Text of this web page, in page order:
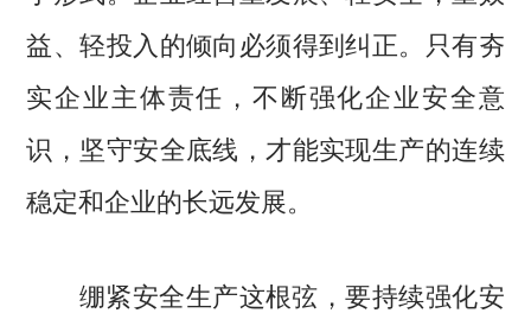
益、轻投入的倾向必须得到纠正。只有夯
实企业主体责任，不断强化企业安全意
识，坚守安全底线，才能实现生产的连续
稳定和企业的长远发展。
绷紧安全生产这根弦，要持续强化安